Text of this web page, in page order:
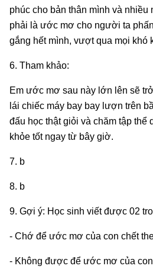
phúc cho bản thân mình và
phải là ước mơ cho người ta
gắng hết mình, vượt qua mọi khó
6. Tham khảo:
Em ước mơ sau này lớn lên sẽ
lái chiếc máy bay bay lượn trên
đấu học thật giỏi và chăm tập thể
khỏe tốt ngay từ bây giờ.
7. b
8. b
9. Gợi ý: Học sinh viết được 02
- Chớ để ước mơ của con chết
- Không được để ước mơ của